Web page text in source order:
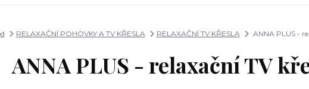
RELAXAČNÍ POHOVKY A TV KŘESLA RELAXAČNÍ TV KŘESLA ANNA PLUS -
ANNA PLUS - relaxační TV